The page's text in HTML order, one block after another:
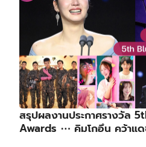
เรื่องย่อซีรีส์ :
ByThe Bag SellerOn23/04/2026